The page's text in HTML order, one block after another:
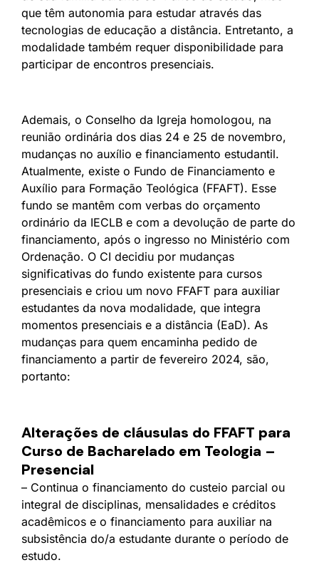
que têm autonomia para estudar através das
tecnologias de educação a distância. Entretanto, a
modalidade também requer disponibilidade para
participar de encontros presenciais.
Ademais, o Conselho da Igreja homologou, na
reunião ordinária dos dias 24 e 25 de novembro,
mudanças no auxílio e financiamento estudantil.
Atualmente, existe o Fundo de Financiamento e
Auxílio para Formação Teológica (FFAFT). Esse
fundo se mantêm com verbas do orçamento
ordinário da IECLB e com a devolução de parte do
financiamento, após o ingresso no Ministério com
Ordenação. O CI decidiu por mudanças
significativas do fundo existente para cursos
presenciais e criou um novo FFAFT para auxiliar
estudantes da nova modalidade, que integra
momentos presenciais e a distância (EaD). As
mudanças para quem encaminha pedido de
financiamento a partir de fevereiro 2024, são,
portanto:
Alterações de cláusulas do FFAFT para
Curso de Bacharelado em Teologia –
Presencial
– Continua o financiamento do custeio parcial ou
integral de disciplinas, mensalidades e créditos
acadêmicos e o financiamento para auxiliar na
subsistência do/a estudante durante o período de
estudo.